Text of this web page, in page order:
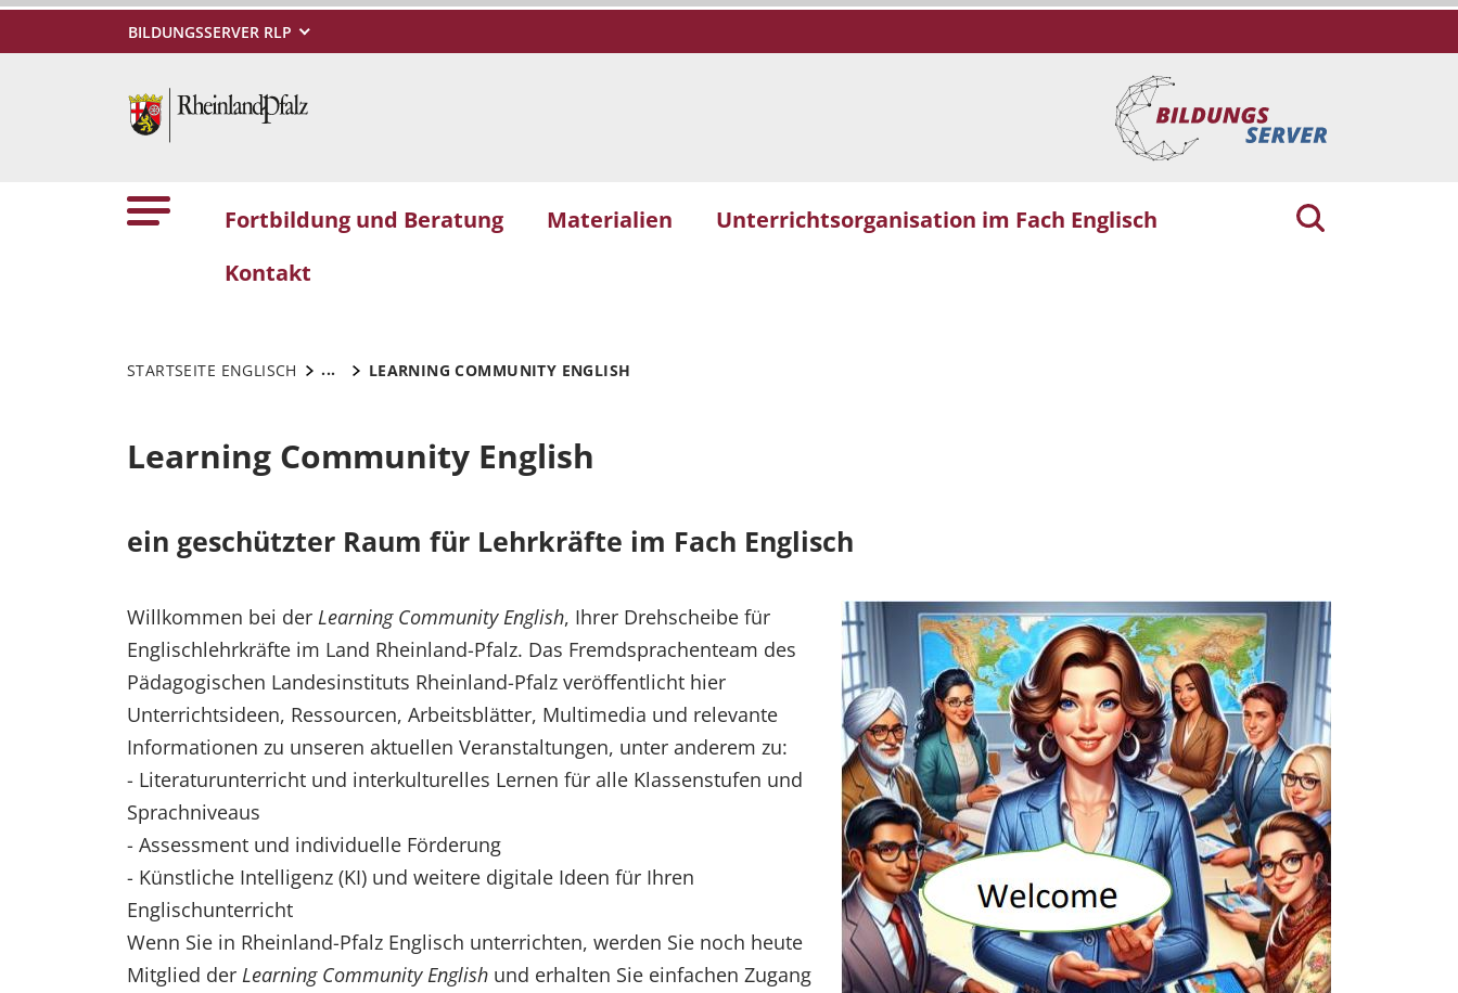
BILDUNGSSERVER RLP
Fortbildung und Beratung Materialien
Unterrichtsorganisation im Fach Englisch
Kontakt
STARTSEITE ENGLISCH ... LEARNING COMMUNITY ENGLISH
Learning Community English
ein geschützter Raum für Lehrkräfte im Fach Englisch
Willkommen bei der Learning Community English, Ihrer Drehscheibe für
Englischlehrkräfte im Land Rheinland-Pfalz. Das Fremdsprachenteam des
Pädagogischen Landesinstituts Rheinland-Pfalz veröffentlicht hier
Unterrichtsideen, Ressourcen, Arbeitsblätter, Multimedia und relevante
Informationen zu unseren aktuellen Veranstaltungen, unter anderem zu:
- Literaturunterricht und interkulturelles Lernen für alle Klassenstufen und
Sprachniveaus
- Assessment und individuelle Förderung
- Künstliche Intelligenz (KI) und weitere digitale Ideen für Ihren
Englischunterricht
Wenn Sie in Rheinland-Pfalz Englisch unterrichten, werden Sie noch heute
Mitglied der Learning Community English und erhalten Sie einfachen Zugang